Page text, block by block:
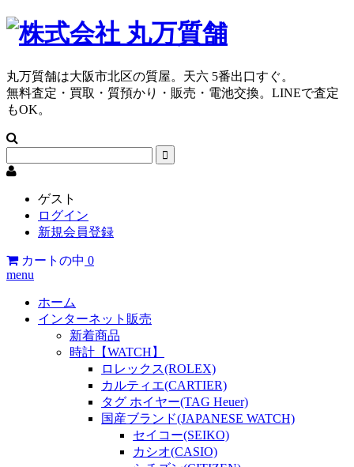
丸万質舗は大阪市北区の質屋。天六 5番出口すぐ。
無料査定・買取・質預かり・販売・電池交換。LINEで査定
もOK。
ゲスト
ログイン
新規会員登録
カートの中 0
menu
ホーム
インターネット販売
新着商品
時計【WATCH】
ロレックス(ROLEX)
カルティエ(CARTIER)
タグ ホイヤー(TAG Heuer)
国産ブランド(JAPANESE WATCH)
セイコー(SEIKO)
カシオ(CASIO)